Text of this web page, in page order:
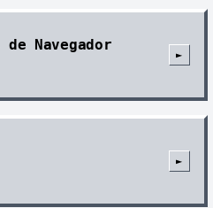
Navegador
►
►